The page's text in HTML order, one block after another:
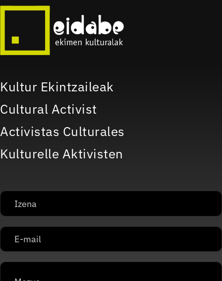
Kultur Ekintzaileak
Cultural Activist
Activistas Culturales
Kulturelle Aktivisten